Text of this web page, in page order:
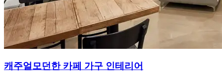
캐주얼모던한 카페 가구 인테리어